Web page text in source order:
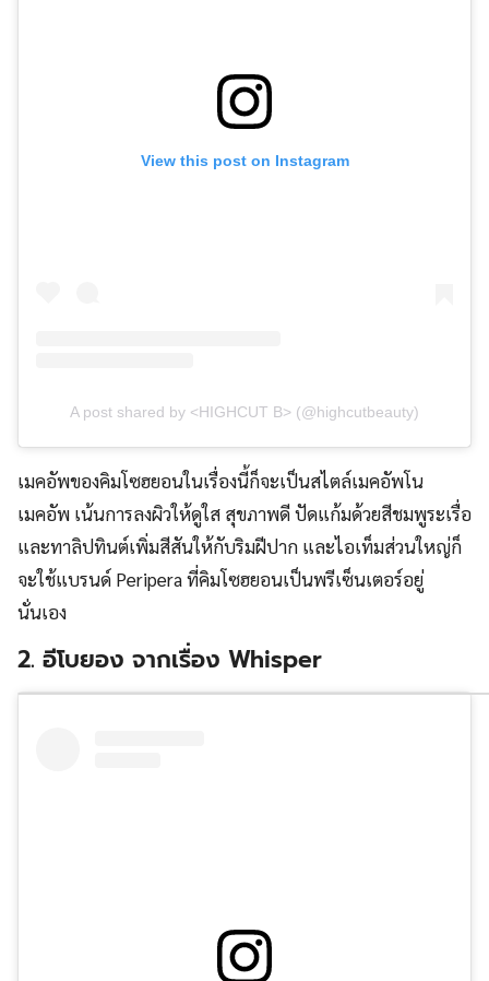
View this post on Instagram
A post shared by <HIGHCUT B> (@highcutbeauty)
เมคอัพของคิมโซฮยอนในเรื่องนี้ก็จะเป็นสไตล์เมคอัพโน
เมคอัพ เน้นการลงผิวให้ดูใส สุขภาพดี ปัดแก้มด้วยสีชมพูระเรื่อ
และทาลิปทินต์เพิ่มสีสันให้กับริมฝีปาก และไอเท็มส่วนใหญ่ก็
จะใช้แบรนด์ Peripera ที่คิมโซฮยอนเป็นพรีเซ็นเตอร์อยู่
นั่นเอง
2. อีโบยอง จากเรื่อง Whisper